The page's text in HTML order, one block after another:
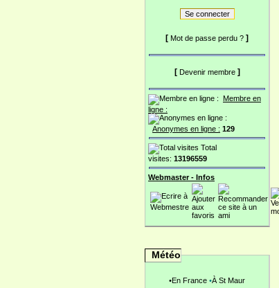
[ Mot de passe perdu ? ]
[ Devenir membre]
Membre en
ligne :
Anonymes en ligne : 129
Total
visites: 13196559
Webmaster - Infos
Météo
•En France •À St Maur